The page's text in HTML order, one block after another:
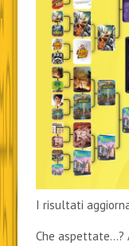
I risultati
Che aspettate…?